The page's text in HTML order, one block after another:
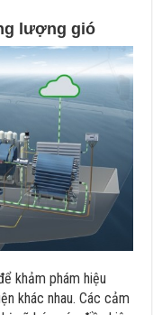
lượng gió
khảm phám hiệu
khác nhau. Các cảm